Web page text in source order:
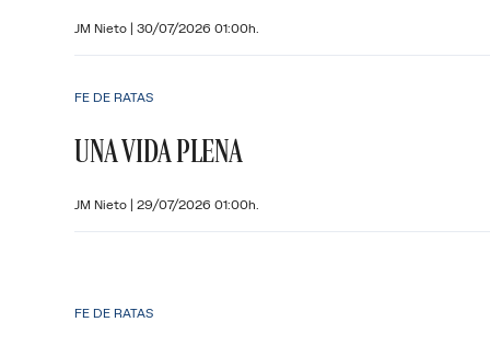
JM Nieto | 30/07/2026 01:00h.
FE DE RATAS
UNA VIDA PLENA
JM Nieto | 29/07/2026 01:00h.
FE DE RATAS